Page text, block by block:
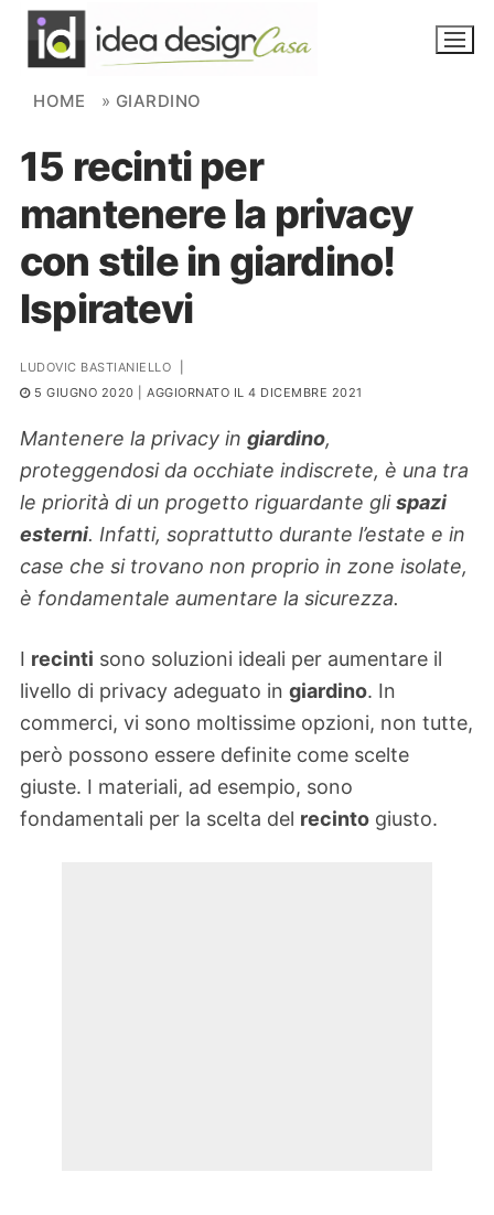
Skip to content
NOVITÀ
AMBIENTI
FAI DA TE
PIANTE
Ortaggio
Search for:
HOME » GIARDINO
15 recinti per
mantenere la privacy
con stile in giardino!
Ispiratevi
LUDOVIC BASTIANIELLO
5 GIUGNO 2020 | AGGIORNATO IL 4 DICEMBRE 2021
Mantenere la privacy in giardino,
proteggendosi da occhiate indiscrete, è una tra
le priorità di un progetto riguardante glispazi
esterni. Infatti, soprattutto durante l’estate e in
case che si trovano non proprio in zone isolate,
è fondamentale aumentare la sicurezza.
I recinti sono soluzioni ideali per aumentare il
livello di privacy adeguato in giardino. In
commerci, vi sono moltissime opzioni, non tutte,
però possono essere definite come scelte
giuste. I materiali, ad esempio, sono
fondamentali per la scelta del recinto giusto.